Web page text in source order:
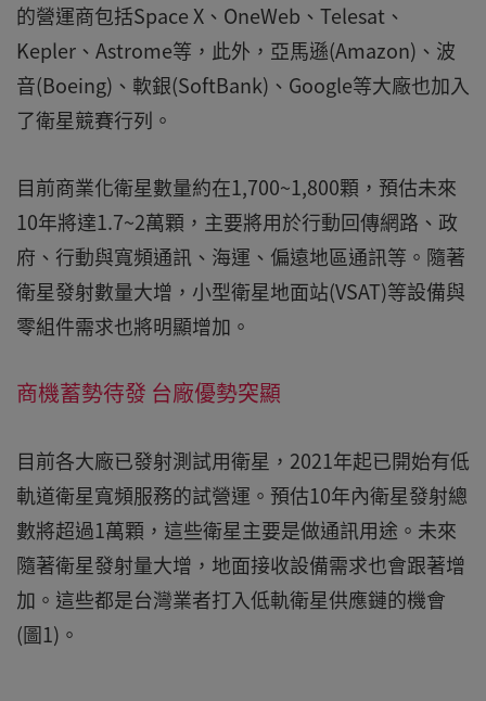
的營運商包括Space X、OneWeb、Telesat、
Kepler、Astrome等，此外，亞馬遜(Amazon)、波
音(Boeing)、軟銀(SoftBank)、Google等大廠也加入
了衛星競賽行列。
目前商業化衛星數量約在1,700~1,800顆，預估未來
10年將達1.7~2萬顆，主要將用於行動回傳網路、政
府、行動與寬頻通訊、海運、偏遠地區通訊等。隨著
衛星發射數量大增，小型衛星地面站(VSAT)等設備與
零組件需求也將明顯增加。
商機蓄勢待發 台廠優勢突顯
目前各大廠已發射測試用衛星，2021年起已開始有低
軌道衛星寬頻服務的試營運。預估10年內衛星發射總
數將超過1萬顆，這些衛星主要是做通訊用途。未來
隨著衛星發射量大增，地面接收設備需求也會跟著增
加。這些都是台灣業者打入低軌衛星供應鏈的機會
(圖1)。